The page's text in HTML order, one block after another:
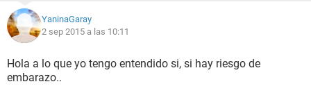
YaninaGaray
2 sep 2015 a las 10:11
Hola a lo que yo tengo entendido si, si hay riesgo de
embarazo..